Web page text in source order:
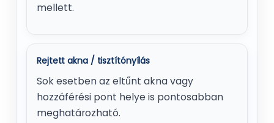
mellett.
Rejtett akna / tisztítónyílás
Sok esetben az eltűnt akna vagy
hozzáférési pont helye is pontosabban
meghatározható.